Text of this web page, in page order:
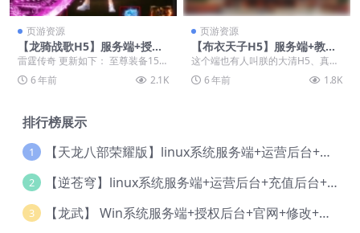
页游资源
【龙骑战歌H5】服务端+授权
后台+视频教程
雷霆传奇 更新如下： 至尊装备15转
一套 雷霆装备20转一套 血腥风雨
六件套 ...
6 年前 2.1K
页游资源
【布衣天子H5】服务端+教程
+内购模式
这个端也有人叫朕的大清H5、真龙
天子H5、帝王将相H5、皇上驾到H
5、九五之尊H...
6 年前 1.8K
排行榜展示
1 【天龙八部荣耀版】linux系统服务端+运营后台+授权后台+视频教程
2 【逆苍穹】linux系统服务端+运营后台+充值后台+物品后台+视频教程
3 【龙武】 Win系统服务端+授权后台+官网+修改+视频教程